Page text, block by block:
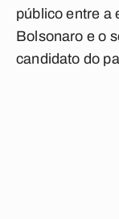
público entre a
Bolsonaro e o
candidato do